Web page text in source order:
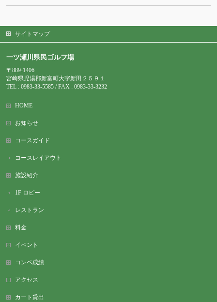
サイトマップ
一ツ瀬川県民ゴルフ場
〒889-1406
宮崎県児湯郡新富町大字新田２５９１
TEL : 0983-33-5585 / FAX : 0983-33-3232
HOME
お知らせ
コースガイド
コースレイアウト
施設紹介
1F ロビー
レストラン
料金
イベント
コンペ成績
アクセス
カート貸出